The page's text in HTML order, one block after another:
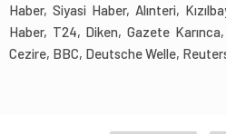
Haber, Siyasi Haber, Alınteri,
Haber, T24, Diken, Gazete
Cezire, BBC, Deutsche Welle,